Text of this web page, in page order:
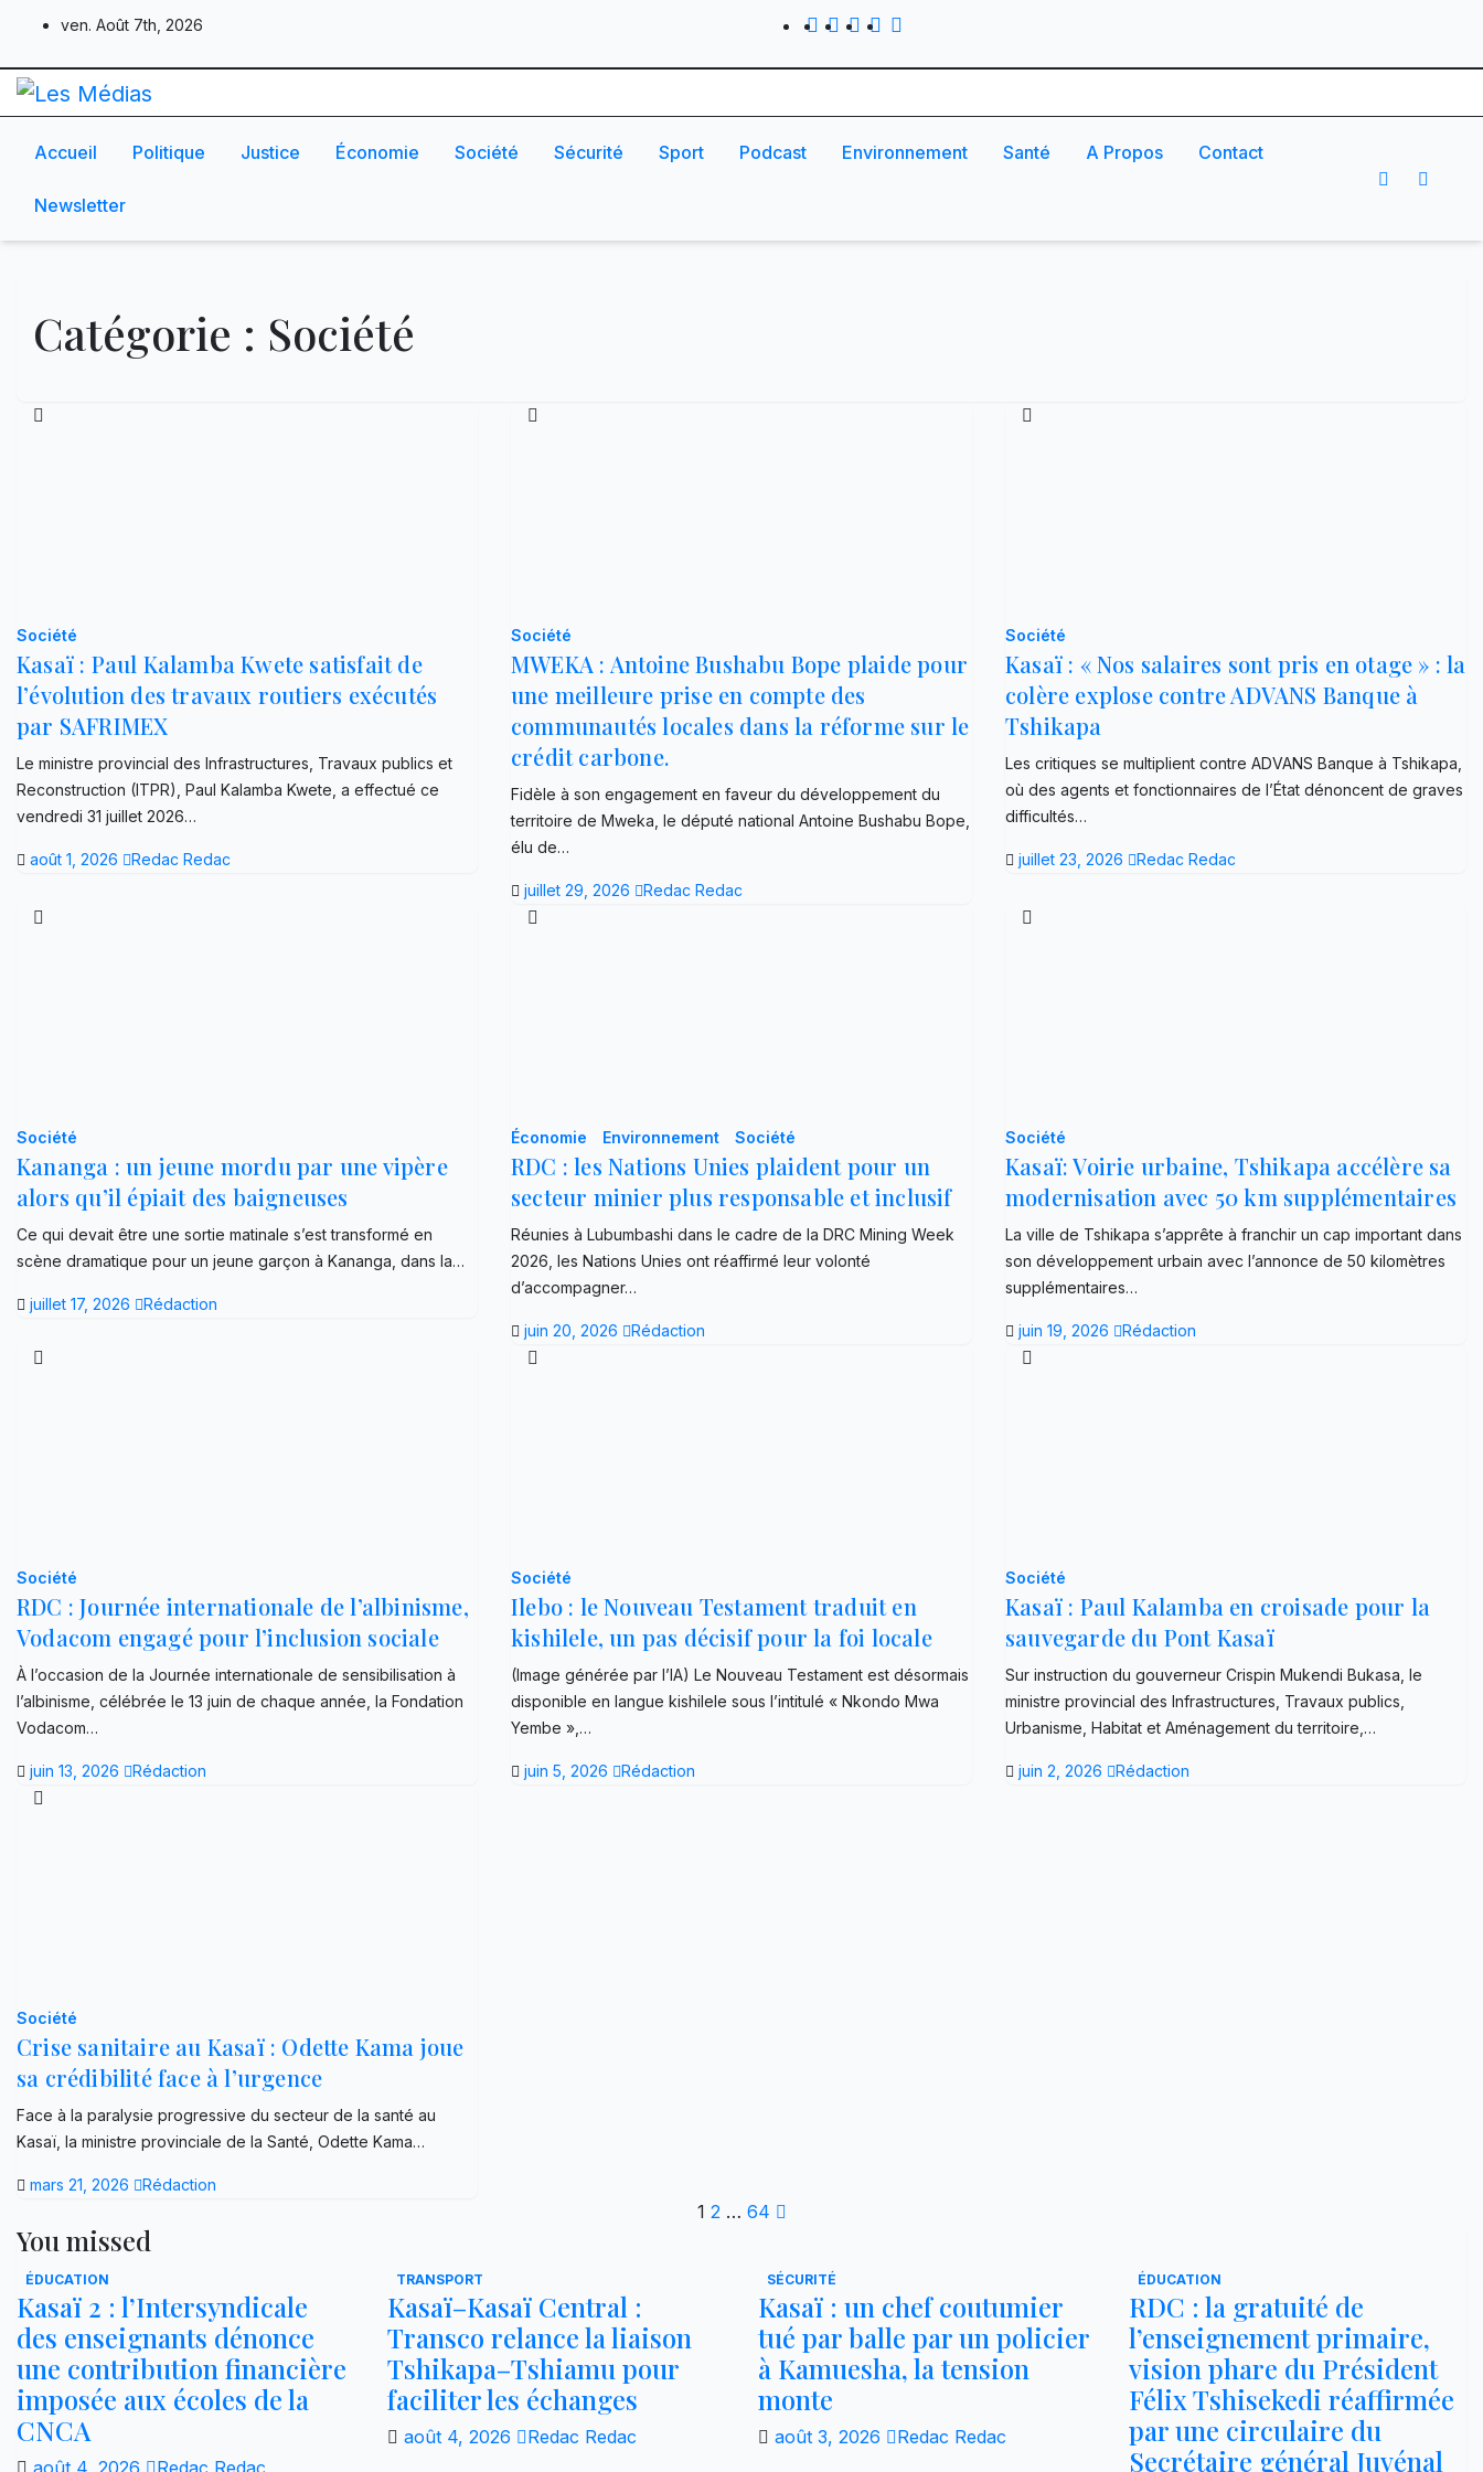
content
ven. Août 7th, 2026
Accueil Politique Justice Économie Société Sécurité Sport Podcast Environnement Santé A Propos Contact
Newsletter
Catégorie : Société
Société
Kasaï : Paul Kalamba Kwete satisfait de
l’évolution des travaux routiers exécutés
par SAFRIMEX
Le ministre provincial des Infrastructures, Travaux publics et
Reconstruction (ITPR), Paul Kalamba Kwete, a effectué ce
vendredi 31 juillet 2026…
août 1, 2026 Redac Redac
Société
MWEKA : Antoine Bushabu Bope plaide pour
une meilleure prise en compte des
communautés locales dans la réforme sur le
crédit carbone.
Fidèle à son engagement en faveur du développement du
territoire de Mweka, le député national Antoine Bushabu Bope,
élu de…
juillet 29, 2026 Redac Redac
Société
Kasaï : « Nos salaires sont pris en otage » : la
colère explose contre ADVANS Banque à
Tshikapa
Les critiques se multiplient contre ADVANS Banque à Tshikapa,
où des agents et fonctionnaires de l’État dénoncent de graves
difficultés…
juillet 23, 2026 Redac Redac
Société
Kananga : un jeune mordu par une vipère
alors qu’il épiait des baigneuses
Ce qui devait être une sortie matinale s’est transformé en
scène dramatique pour un jeune garçon à Kananga, dans la…
juillet 17, 2026 Rédaction
Économie Environnement Société
RDC : les Nations Unies plaident pour un
secteur minier plus responsable et inclusif
Réunies à Lubumbashi dans le cadre de la DRC Mining Week
2026, les Nations Unies ont réaffirmé leur volonté
d’accompagner…
juin 20, 2026 Rédaction
Société
Kasaï: Voirie urbaine, Tshikapa accélère sa
modernisation avec 50 km supplémentaires
La ville de Tshikapa s’apprête à franchir un cap important dans
son développement urbain avec l’annonce de 50 kilomètres
supplémentaires…
juin 19, 2026 Rédaction
Société
RDC : Journée internationale de l’albinisme,
Vodacom engagé pour l’inclusion sociale
À l’occasion de la Journée internationale de sensibilisation à
l’albinisme, célébrée le 13 juin de chaque année, la Fondation
Vodacom…
juin 13, 2026 Rédaction
Société
Ilebo : le Nouveau Testament traduit en
kishilele, un pas décisif pour la foi locale
(Image générée par l’IA) Le Nouveau Testament est désormais
disponible en langue kishilele sous l’intitulé « Nkondo Mwa
Yembe »,…
juin 5, 2026 Rédaction
Société
Kasaï : Paul Kalamba en croisade pour la
sauvegarde du Pont Kasaï
Sur instruction du gouverneur Crispin Mukendi Bukasa, le
ministre provincial des Infrastructures, Travaux publics,
Urbanisme, Habitat et Aménagement du territoire,…
juin 2, 2026 Rédaction
Société
Crise sanitaire au Kasaï : Odette Kama joue
sa crédibilité face à l’urgence
Face à la paralysie progressive du secteur de la santé au
Kasaï, la ministre provinciale de la Santé, Odette Kama…
mars 21, 2026 Rédaction
Pagination
publications
1 2 … 64
You missed
ÉDUCATION
Kasaï 2 : l’Intersyndicale
des enseignants dénonce
une contribution financière
imposée aux écoles de la
CNCA
août 4, 2026 Redac Redac
TRANSPORT
Kasaï–Kasaï Central :
Transco relance la liaison
Tshikapa–Tshiamu pour
faciliter les échanges
août 4, 2026 Redac Redac
SÉCURITÉ
Kasaï : un chef coutumier
tué par balle par un policier
à Kamuesha, la tension
monte
août 3, 2026 Redac Redac
ÉDUCATION
RDC : la gratuité de
l’enseignement primaire,
vision phare du Président
Félix Tshisekedi réaffirmée
par une circulaire du
Secrétaire général Juvénal